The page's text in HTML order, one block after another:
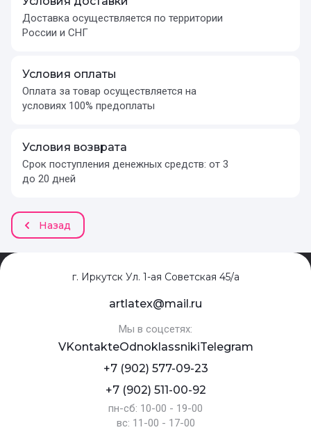
Доставка осуществляется по территории
России и СНГ
Условия оплаты
Оплата за товар осуществляется на
условиях 100% предоплаты
Условия возврата
Срок поступления денежных средств: от 3
до 20 дней
Назад
г. Иркутск Ул. 1-ая Советская 45/а
artlatex@mail.ru
Мы в соцсетях:
VKontakteOdnoklassnikiTelegram
+7 (902) 577-09-23
+7 (902) 511-00-92
пн-сб: 10-00 - 19-00
вс: 11-00 - 17-00